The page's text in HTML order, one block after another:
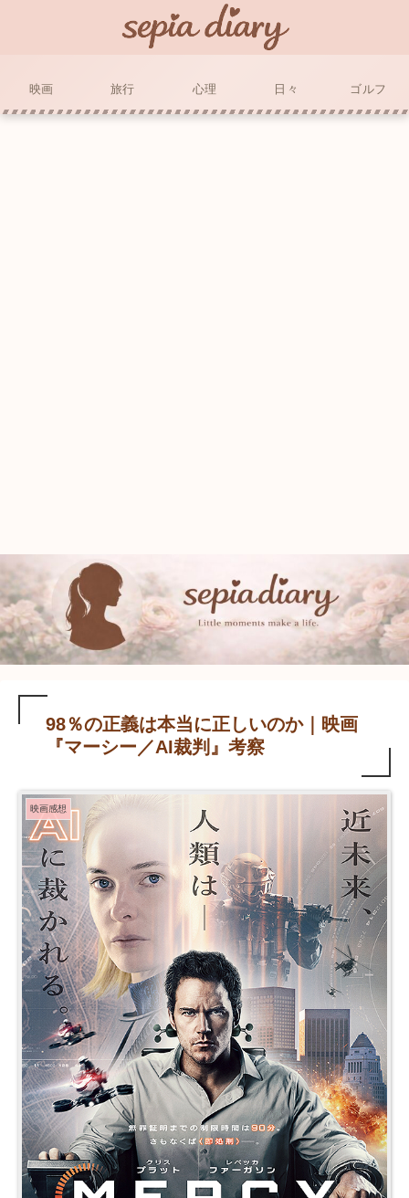
映画 旅行 心理 日々 ゴルフ
98％の正義は本当に正しいのか｜映画
『マーシー／AI裁判』考察
映画感想